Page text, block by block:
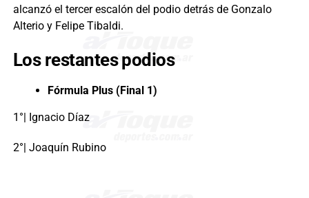
alcanzó el tercer escalón del podio detrás de Gonzalo
Alterio y Felipe Tibaldi.
Los restantes podios
Fórmula Plus (Final 1)
1°| Ignacio Díaz
2°| Joaquín Rubino